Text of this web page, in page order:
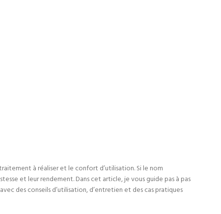
à réaliser et le confort d’utilisation. Si le nom
et leur rendement. Dans cet article, je vous guide pas à pas
des conseils d’utilisation, d’entretien et des cas pratiques